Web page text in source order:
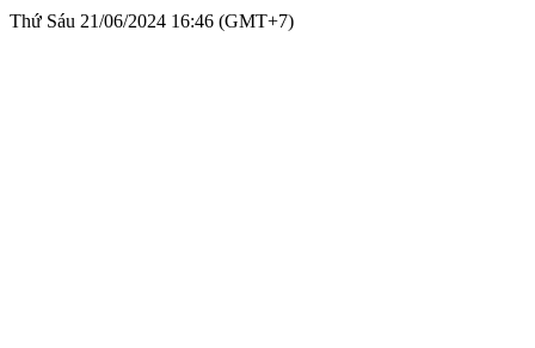
Thứ Sáu 21/06/2024 16:46 (GMT+7)